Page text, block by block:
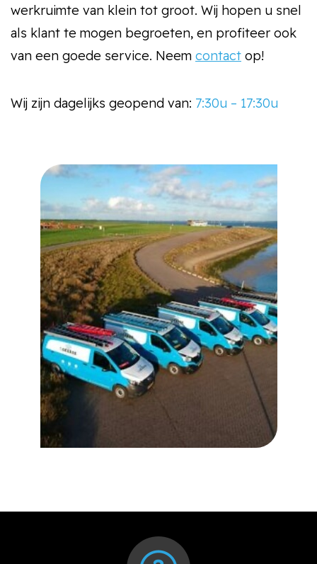
werkruimte van klein tot groot. Wij hopen u snel
als klant te mogen begroeten, en profiteer ook
van een goede service. Neem contact op!
Wij zijn dagelijks geopend van: 7:30u – 17:30u